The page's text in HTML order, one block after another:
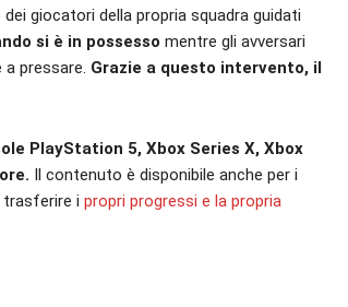
giocatori della propria squadra guidati
si è in possesso mentre gli avversari
pressare. Grazie a questo intervento, il
PlayStation 5, Xbox Series X, Xbox
Il contenuto è disponibile anche per i
trasferire i propri progressi e la propria